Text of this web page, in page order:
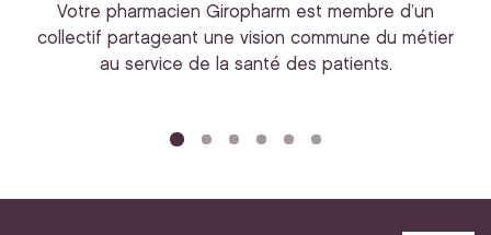
Votre pharmacien Giropharm est membre d’un
collectif partageant une vision commune du métier
au service de la santé des patients.